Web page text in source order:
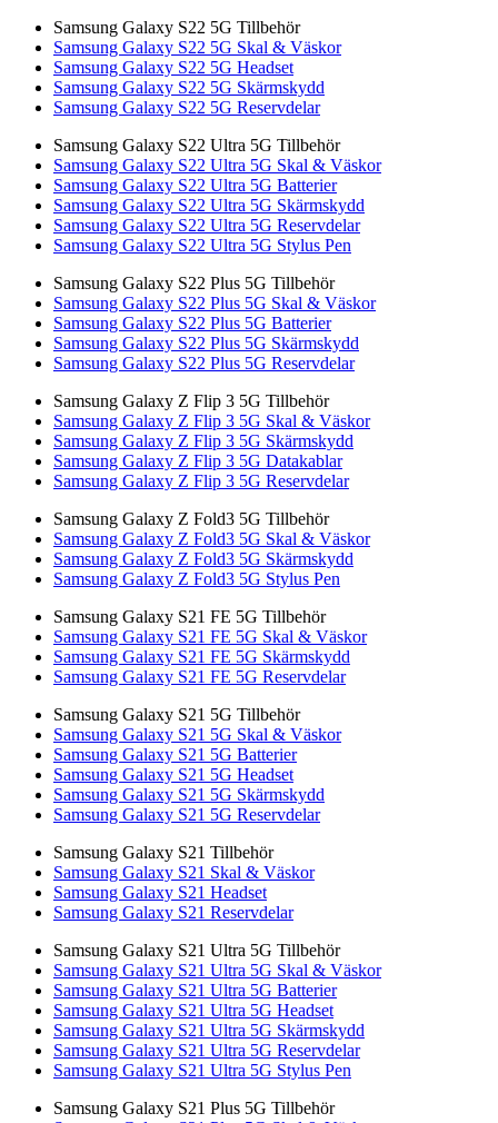
Samsung Galaxy S22 5G Tillbehör
Samsung Galaxy S22 5G Skal & Väskor
Samsung Galaxy S22 5G Headset
Samsung Galaxy S22 5G Skärmskydd
Samsung Galaxy S22 5G Reservdelar
Samsung Galaxy S22 Ultra 5G Tillbehör
Samsung Galaxy S22 Ultra 5G Skal & Väskor
Samsung Galaxy S22 Ultra 5G Batterier
Samsung Galaxy S22 Ultra 5G Skärmskydd
Samsung Galaxy S22 Ultra 5G Reservdelar
Samsung Galaxy S22 Ultra 5G Stylus Pen
Samsung Galaxy S22 Plus 5G Tillbehör
Samsung Galaxy S22 Plus 5G Skal & Väskor
Samsung Galaxy S22 Plus 5G Batterier
Samsung Galaxy S22 Plus 5G Skärmskydd
Samsung Galaxy S22 Plus 5G Reservdelar
Samsung Galaxy Z Flip 3 5G Tillbehör
Samsung Galaxy Z Flip 3 5G Skal & Väskor
Samsung Galaxy Z Flip 3 5G Skärmskydd
Samsung Galaxy Z Flip 3 5G Datakablar
Samsung Galaxy Z Flip 3 5G Reservdelar
Samsung Galaxy Z Fold3 5G Tillbehör
Samsung Galaxy Z Fold3 5G Skal & Väskor
Samsung Galaxy Z Fold3 5G Skärmskydd
Samsung Galaxy Z Fold3 5G Stylus Pen
Samsung Galaxy S21 FE 5G Tillbehör
Samsung Galaxy S21 FE 5G Skal & Väskor
Samsung Galaxy S21 FE 5G Skärmskydd
Samsung Galaxy S21 FE 5G Reservdelar
Samsung Galaxy S21 5G Tillbehör
Samsung Galaxy S21 5G Skal & Väskor
Samsung Galaxy S21 5G Batterier
Samsung Galaxy S21 5G Headset
Samsung Galaxy S21 5G Skärmskydd
Samsung Galaxy S21 5G Reservdelar
Samsung Galaxy S21 Tillbehör
Samsung Galaxy S21 Skal & Väskor
Samsung Galaxy S21 Headset
Samsung Galaxy S21 Reservdelar
Samsung Galaxy S21 Ultra 5G Tillbehör
Samsung Galaxy S21 Ultra 5G Skal & Väskor
Samsung Galaxy S21 Ultra 5G Batterier
Samsung Galaxy S21 Ultra 5G Headset
Samsung Galaxy S21 Ultra 5G Skärmskydd
Samsung Galaxy S21 Ultra 5G Reservdelar
Samsung Galaxy S21 Ultra 5G Stylus Pen
Samsung Galaxy S21 Plus 5G Tillbehör